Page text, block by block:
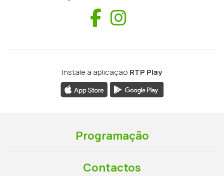
Facebook
Instale a aplicação RTP Play
Programação
Contactos